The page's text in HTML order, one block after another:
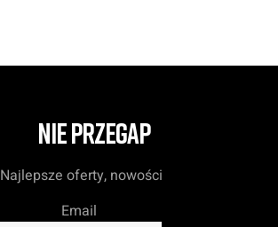
NIE PRZEGAP
Najlepsze oferty, nowości
Email